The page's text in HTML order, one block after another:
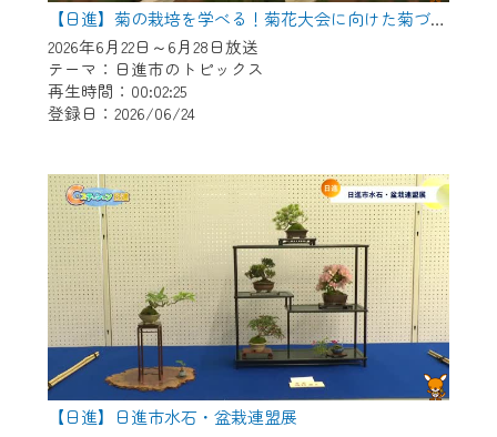
【日進】菊の栽培を学べる！菊花大会に向けた菊づくり講習会
2026年6月22日～6月28日放送
テーマ：日進市のトピックス
再生時間：00:02:25
登録日：2026/06/24
【日進】日進市水石・盆栽連盟展
※マイページへのログインには、MyIDが必
要となります。
※MyIDとは、CCNet Web TVを含むCCNetの
各種サービスをご利用頂くためのIDです。
で設定できます。
（GmailやYahooなどのフリーメールアドレ
スでも作成可能です）
※マイページへのログイン・MyIDの新規登
録はこちらから
※CCNetアプリをご利用中の方は引き続き
ご視聴いただけます。
＜メンテナンス情報＞